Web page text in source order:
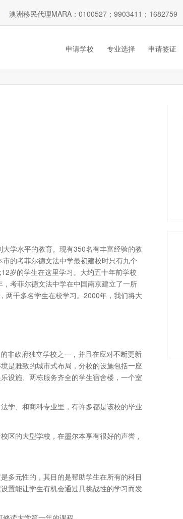
澳洲移民代理MARA：0100527；9903411；1682759
申请学校 专业选择 申请签证
学水平的教育。现有350名有丰富经验的教
的考菲尔德文法中学最初建校时只有九个
岁的学生在这里学习。大约五十年前学校
考菲尔德文法中学在中国南京建立了一所
两千多名学生在校学习。2000年，我们将大
非政府独立学校之一，并且在应对不断更新
是雅致的城市式布局，分校的设施包括一座
设施、两栋服务齐全的学生宿舍楼，一个室
学、和商科专业里，有许多都是该校的毕业
区的大型学校，在墨尔本享有很好的声誉，
多元性的，其目的是帮助学生在所有的科目
置能让学生有机会通过具挑战性的学习而发